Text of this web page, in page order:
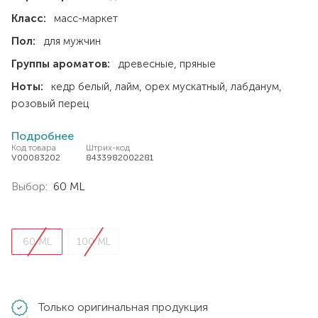
Класс:
масс-маркет
Пол:
для мужчин
Группы ароматов:
древесные пряные
Ноты:
кедр белый лайм орех мускатный лабданум
розовый перец
Подробнее
Код товара
V00083202
Штрих-код
8433982002281
Выбор: 60 ML
60 ML 100 ML
Только оригинальная продукция